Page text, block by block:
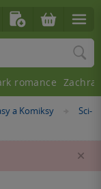
a Komiksy »
Sci-
romance